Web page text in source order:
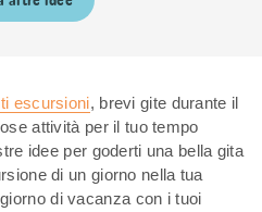
escursioni, brevi gite durante il
attività per il tuo tempo
idee per goderti una bella gita
di un giorno nella tua
di vacanza con i tuoi